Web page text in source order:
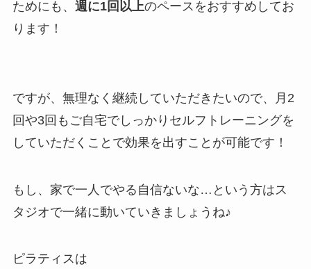
ためにも、 週に1回以上のペースをおすすめしてお
ります！
ですが、無理なく継続していただきたいので、月2
回や3回もご自宅でしっかりセルフトレーニングを
していただくことで効果を出すことが可能です！
もし、家で一人でやる自信ないな…という方はス
タジオで一緒に動いていきましょうね♪
ピラティスは